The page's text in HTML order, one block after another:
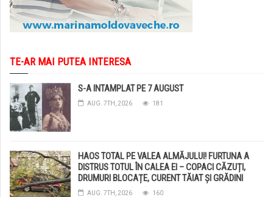
TE-AR MAI PUTEA INTERESA
S-A INTAMPLAT PE 7 AUGUST
AUG. 7TH, 2026 181
HAOS TOTAL PE VALEA ALMĂJULUI! FURTUNA A
DISTRUS TOTUL ÎN CALEA EI – COPACI CĂZUȚI,
DRUMURI BLOCAȚE, CURENT TĂIAT ȘI GRĂDINI
DISTRUSE DE GRINDINĂ!
AUG. 7TH, 2026 160